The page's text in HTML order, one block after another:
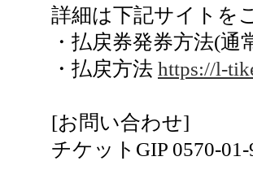
詳細は下記サイトを
・払戻券発券方法(通
・払戻方法 https://l-
[お問い合わせ]
チケットGIP 0570-